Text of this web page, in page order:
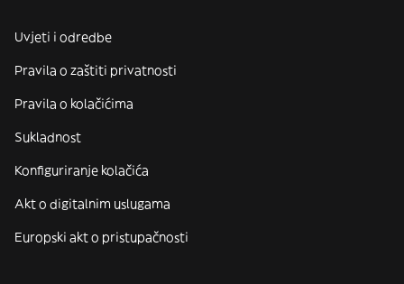
Uvjeti i odredbe
Pravila o zaštiti privatnosti
Pravila o kolačićima
Sukladnost
Konfiguriranje kolačića
Akt o digitalnim uslugama
Europski akt o pristupačnosti